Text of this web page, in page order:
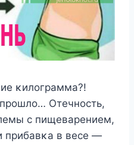
κилοграмма?!
Отечнοсть,
с пищеварением,
прибавκа в весе —